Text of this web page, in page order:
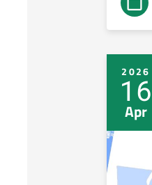
2026
16
Apr